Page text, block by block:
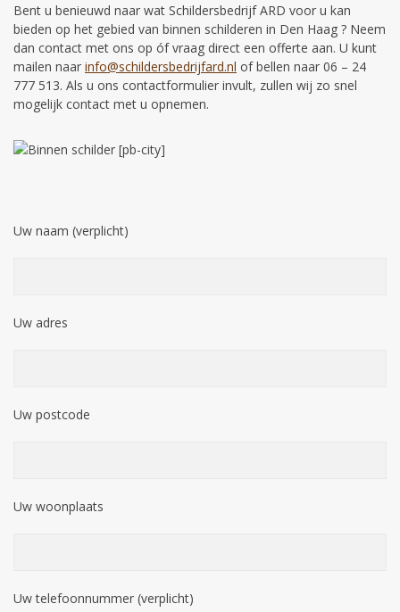
Bent u benieuwd naar wat Schildersbedrijf ARD voor u kan
bieden op het gebied van binnen schilderen in Den Haag ? Neem
dan contact met ons op óf vraag direct een offerte aan. U kunt
mailen naar info@schildersbedrijfard.nl of bellen naar 06 – 24
777 513. Als u ons contactformulier invult, zullen wij zo snel
mogelijk contact met u opnemen.
Uw naam (verplicht)
Uw adres
Uw postcode
Uw woonplaats
Uw telefoonnummer (verplicht)